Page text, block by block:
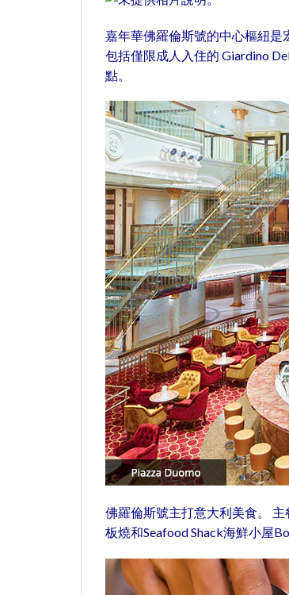
嘉年華佛羅倫斯號的中心樞紐是
包括僅限成人入住的 Giardino
點。
佛羅倫斯號主打意大利美食。
板燒和Seafood Shack海鮮小屋